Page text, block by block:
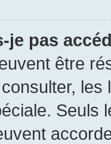
je pas
être
Seuls